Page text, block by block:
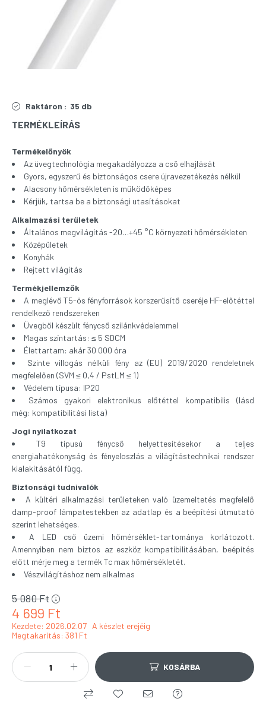
Raktáron : 35 db
TERMÉKLEÍRÁS
Termékelőnyök
Az üvegtechnológia megakadályozza a cső elhajlását
Gyors, egyszerű és biztonságos csere újravezetékezés nélkül
Alacsony hőmérsékleten is működőképes
Kérjük, tartsa be a biztonsági utasításokat
Alkalmazási területek
Általános megvilágítás -20…+45 °C környezeti hőmérsékleten
Középületek
Konyhák
Rejtett világítás
Termékjellemzők
A meglévő T5-ös fényforrások korszerűsítő cseréje HF-előtéttel
rendelkező rendszereken
Üvegből készült fénycső szilánkvédelemmel
Magas színtartás: ≤ 5 SDCM
Élettartam: akár 30 000 óra
Szinte villogás nélküli fény az (EU) 2019/2020 rendeletnek
megfelelően (SVM ≤ 0,4 / PstLM ≤ 1)
Védelem típusa: IP20
Számos gyakori elektronikus előtéttel kompatibilis (lásd
még: kompatibilitási lista)
Jogi nyilatkozat
T9 típusú fénycső helyettesítésekor a teljes
energiahatékonyság és fényeloszlás a világítástechnikai rendszer
kialakításától függ.
Biztonsági tudnivalók
A kültéri alkalmazási területeken való üzemeltetés megfelelő
damp-proof lámpatestekben az adatlap és a beépítési útmutató
szerint lehetséges.
A LED cső üzemi hőmérséklet-tartománya korlátozott.
Amennyiben nem biztos az eszköz kompatibilitásában, beépítés
előtt mérje meg a termék Tc max hőmérsékletét.
Vészvilágításhoz nem alkalmas
4 699 Ft
5 080Ft
Kezdete: 2026.02.07 A készlet erejéig
Megtakarítás 381 Ft
KOSÁRBA